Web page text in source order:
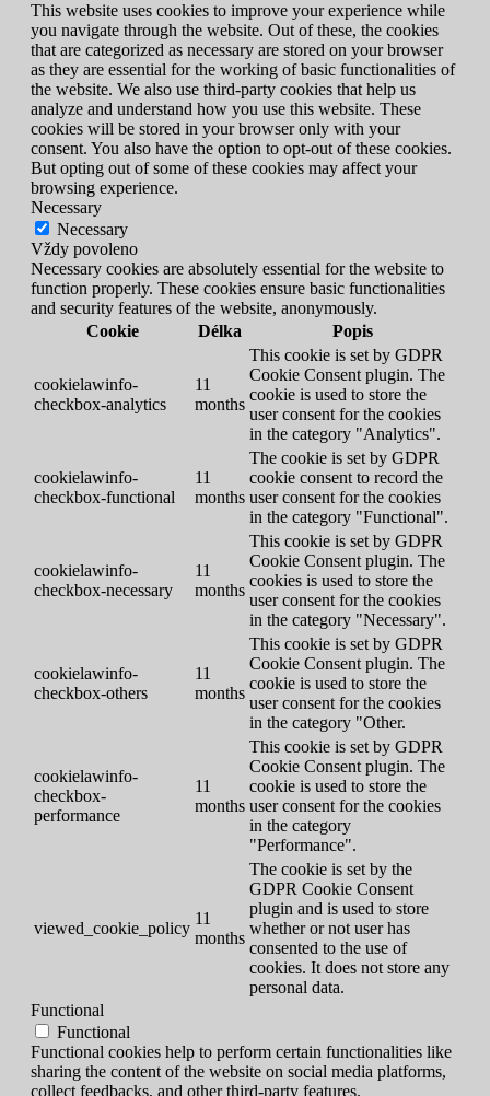
This website uses cookies to improve your experience while
you navigate through the website. Out of these, the cookies
that are categorized as necessary are stored on your browser
as they are essential for the working of basic functionalities of
the website. We also use third-party cookies that help us
analyze and understand how you use this website. These
cookies will be stored in your browser only with your
consent. You also have the option to opt-out of these cookies.
But opting out of some of these cookies may affect your
browsing experience.
Necessary
Necessary
Vždy povoleno
Necessary cookies are absolutely essential for the website to
function properly. These cookies ensure basic functionalities
and security features of the website, anonymously.
Cookie
Délka Popis
cookielawinfo-
checkbox-analytics
11
months
This cookie is set by GDPR
Cookie Consent plugin. The
cookie is used to store the
user consent for the cookies
in the category "Analytics".
cookielawinfo-
checkbox-functional
11
months
The cookie is set by GDPR
cookie consent to record the
user consent for the cookies
in the category "Functional".
cookielawinfo-
checkbox-necessary
11
months
This cookie is set by GDPR
Cookie Consent plugin. The
cookies is used to store the
user consent for the cookies
in the category "Necessary".
cookielawinfo-
checkbox-others
11
months
This cookie is set by GDPR
Cookie Consent plugin. The
cookie is used to store the
user consent for the cookies
in the category "Other.
cookielawinfo-
checkbox-
performance
11
months
This cookie is set by GDPR
Cookie Consent plugin. The
cookie is used to store the
user consent for the cookies
in the category
"Performance".
viewed_cookie_policy
11
months
The cookie is set by the
GDPR Cookie Consent
plugin and is used to store
whether or not user has
consented to the use of
cookies. It does not store any
personal data.
Functional
Functional
Functional cookies help to perform certain functionalities like
sharing the content of the website on social media platforms,
collect feedbacks, and other third-party features.